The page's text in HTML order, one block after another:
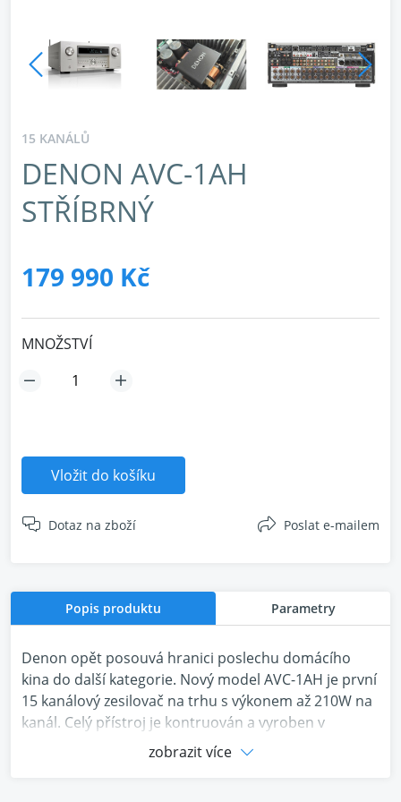
15 KANÁLŮ
DENON AVC-1AH
STŘÍBRNÝ
179 990 Kč
MNOŽSTVÍ
Vložit do košíku
Dotaz na zboží Poslat e-mailem
Popis produktu Parametry
Denon opět posouvá hranici poslechu domácího
kina do další kategorie. Nový model AVC-1AH je první
15 kanálový zesilovač na trhu s výkonem až 210W na
kanál. Celý přístroj je kontruován a vyroben v
zobrazit více